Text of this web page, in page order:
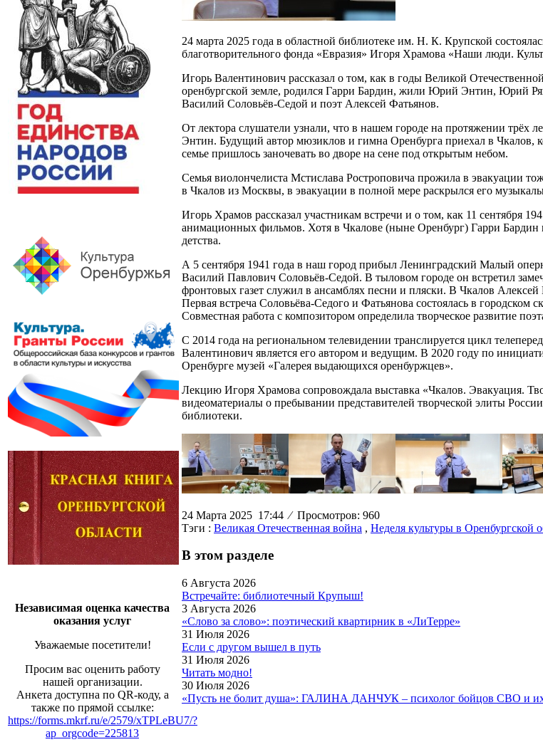
Независимая оценка качества
оказания услуг
Уважаемые посетители!
Просим вас оценить работу
нашей организации.
Анкета доступна по QR-коду, а
также по прямой ссылке:
https://forms.mkrf.ru/e/2579/xTPLeBU7/?
ap_orgcode=225813
24 марта 2025 года в областной библиотеке им. Н. К. Крупской
благотворительного фонда «Евразия» Игоря Храмова «Наши люди.
Игорь Валентинович рассказал о том, как в годы Великой
оренбургской земле, родился Гарри Бардин, жили Юрий Энтин, Юрий
Василий Соловьёв-Седой и поэт Алексей Фатьянов.
От лектора слушатели узнали, что в нашем городе на протяжении трёх
Энтин. Будущий автор мюзиклов и гимна Оренбурга приехал в Чкалов,
семье пришлось заночевать во дворе на сене под открытым небом.
Семья виолончелиста Мстислава Ростроповича прожила в эвакуации
в Чкалов из Москвы, в эвакуации в полной мере раскрылся его
Игорь Храмов рассказал участникам встречи и о том, как 11 сентября
анимационных фильмов. Хотя в Чкалове (ныне Оренбург) Гарри Бардин
детства.
А 5 сентября 1941 года в наш город прибыл Ленинградский Малый
Василий Павлович Соловьёв-Седой. В тыловом городе он встретил
фронтовых газет служил в ансамблях песни и пляски. В Чкалов
Первая встреча Соловьёва-Седого и Фатьянова состоялась в городском
Совместная работа с композитором определила творческое развитие
С 2014 года на региональном телевидении транслируется цикл
Валентинович является его автором и ведущим. В 2020 году по
Оренбурге музей «Галерея выдающихся оренбуржцев».
Лекцию Игоря Храмова сопровождала выставка «Чкалов. Эвакуация.
видеоматериалы о пребывании представителей творческой элиты
библиотеки.
24 Марта 2025 17:44⁄Просмотров: 960
Тэги : Великая Отечественная война , Неделя культуры в Оренбургской
В этом разделе
6 Августа 2026
Встречайте: библиотечный Крупыш!
3 Августа 2026
«Слово за слово»: поэтический квартирник в «ЛиТерре»
31 Июля 2026
Если с другом вышел в путь
31 Июля 2026
Читать модно!
30 Июля 2026
«Пусть не болит душа»: ГАЛИНА ДАНЧУК – психолог бойцов СВО и